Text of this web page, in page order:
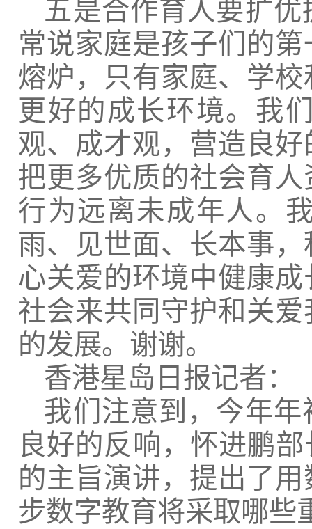
五是合作育人要扩
常说家庭是孩子们的
熔炉，只有家庭、学
更好的成长环境。我
观、成才观，营造良
把更多优质的社会育
行为远离未成年人。
雨、见世面、长本事
心关爱的环境中健康
社会来共同守护和关
的发展。谢谢。
香港星岛日报记者：
我们注意到，今年
良好的反响，怀进鹏
的主旨演讲，提出了
步数字教育将采取哪些